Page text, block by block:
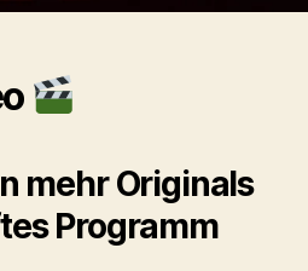
mehr Originals
Programm